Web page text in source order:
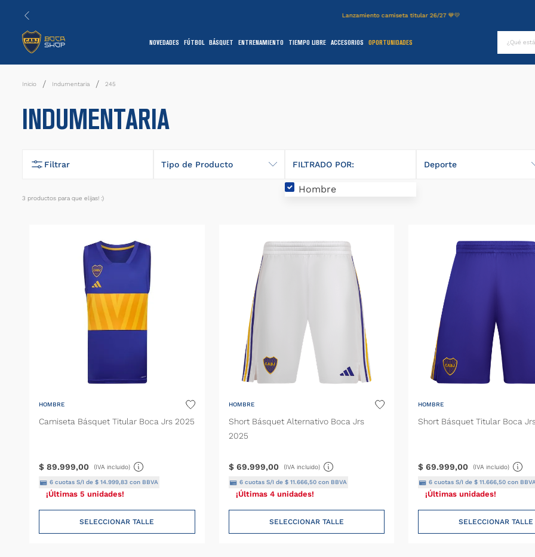
Lanzamiento camiseta titular 26/27 💙💛
NOVEDADES FÚTBOL BÁSQUET ENTRENAMIENTO TIEMPO LIBRE ACCESORIOS OPORTUNIDADES
Indumentaria 245
INDUMENTARIA
Filtrar FILTRADO POR:
Hombre
Deporte
Tipo de Producto
3 productos
HOMBRE
Camiseta Básquet Titular Boca Jrs 2025
$ 89.999,00 (IVA incluido)
6 cuotas S/I de$ 14.999,83 con BBVA
¡Últimas 5 unidades!
SELECCIONAR TALLE
HOMBRE
Short Básquet Alternativo Boca Jrs
2025
$ 69.999,00 (IVA incluido)
6cuotas S/I de $ 11.666,50con BBVA
¡Últimas 4 unidades!
SELECCIONAR TALLE
HOMBRE
Short Básquet Titular Boca
$ 69.999,00 (IVA incluido)
6cuotas S/I de $ 11.666,50con
¡Últimas unidades!
SELECCIONAR TALLE
. básquet
pantalon
9. buzo